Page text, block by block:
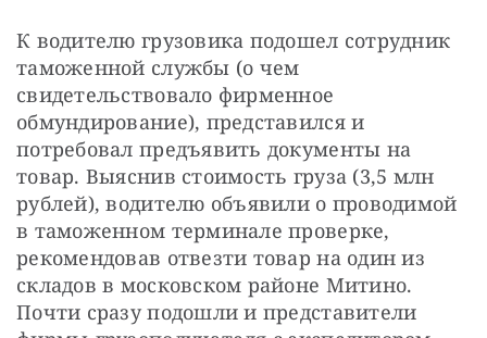
К водителю грузовика подошел сотрудник
таможенной службы (о чем
свидетельствовало фирменное
обмундирование), представился и
потребовал предъявить документы на
товар. Выяснив стоимость груза (3,5 млн
рублей), водителю объявили о проводимой
в таможенном терминале проверке,
рекомендовав отвезти товар на один из
складов в московском районе Митино.
Почти сразу подошли и представители